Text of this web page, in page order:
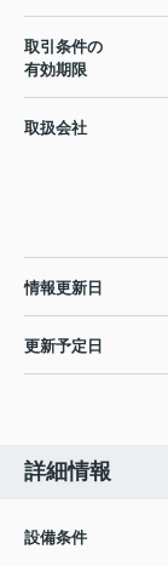
取引条件の
有効期限
取扱会社
情報更新日
更新予定日
詳細情報
設備条件